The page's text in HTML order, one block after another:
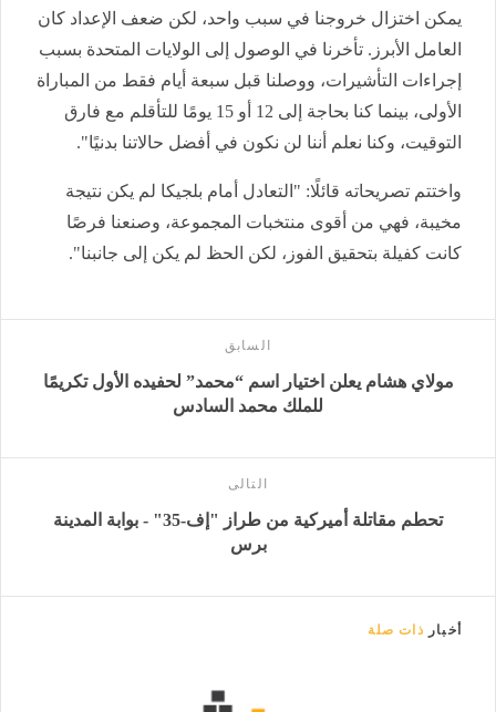
يمكن اختزال خروجنا في سبب واحد، لكن ضعف الإعداد كان
العامل الأبرز. تأخرنا في الوصول إلى الولايات المتحدة بسبب
إجراءات التأشيرات، ووصلنا قبل سبعة أيام فقط من المباراة
الأولى، بينما كنا بحاجة إلى 12 أو 15 يومًا للتأقلم مع فارق
التوقيت، وكنا نعلم أننا لن نكون في أفضل حالاتنا بدنيًا".
واختتم تصريحاته قائلًا: "التعادل أمام بلجيكا لم يكن نتيجة
مخيبة، فهي من أقوى منتخبات المجموعة، وصنعنا فرصًا
كانت كفيلة بتحقيق الفوز، لكن الحظ لم يكن إلى جانبنا".
السابق
مولاي هشام يعلن اختيار اسم “محمد” لحفيده الأول تكريمًا
للملك محمد السادس
التالى
تحطم مقاتلة أميركية من طراز "إف-35" - بوابة المدينة
برس
أخبار ذات صلة